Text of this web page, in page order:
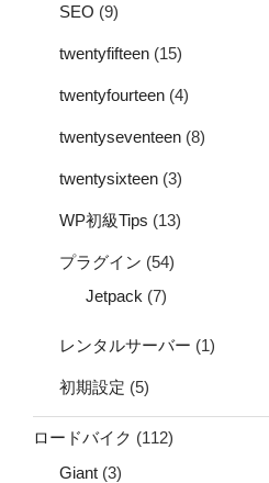
SEO (9)
twentyfifteen (15)
twentyfourteen (4)
twentyseventeen (8)
twentysixteen (3)
WP初級Tips (13)
プラグイン (54)
Jetpack (7)
レンタルサーバー (1)
初期設定 (5)
ロードバイク (112)
Giant (3)